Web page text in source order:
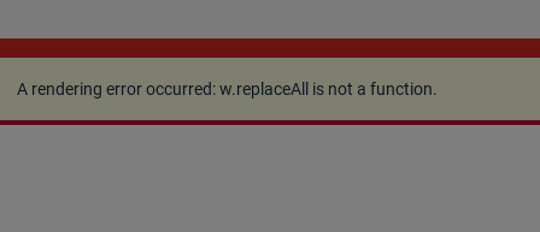
A rendering error occurred:w.replaceAll is not a
function.
A rendering error occurred:w.replaceAll is not a function.